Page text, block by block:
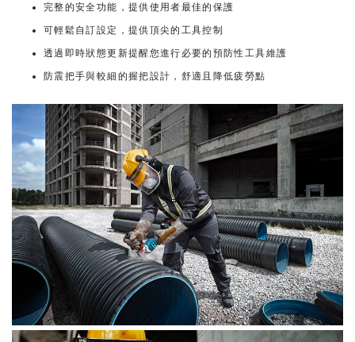
完整的安全功能，提供使用者最佳的保護
可輕鬆自訂設定，提供頂尖的工具控制
透過即時狀態更新提醒您進行必要的預防性工具維護
防震把手與較細的握把設計，舒適且降低疲勞點